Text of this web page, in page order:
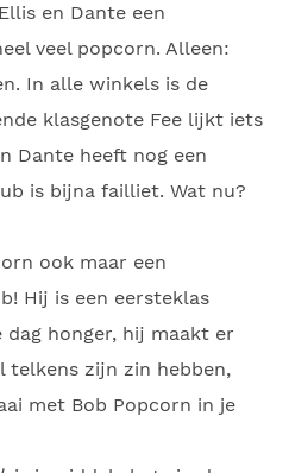
en Dante een
veel popcorn. Alleen:
In alle winkels is de
klasgenote Fee lijkt iets
Dante heeft nog een
is bijna failliet. Wat nu?
ook maar een
Hij is een eersteklas
honger, hij maakt er
telkens zijn zin hebben,
met Bob Popcorn in je